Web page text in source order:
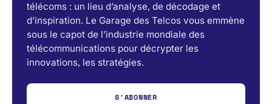
télécoms : un lieu d’analyse, de décodage et
d’inspiration. Le Garage des Telcos vous emmène
sous le capot de l’industrie mondiale des
télécommunications pour décrypter les
innovations, les stratégies.
S'ABONNER